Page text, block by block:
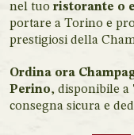
nel tuoristorante o
portare a Torino e
prestigiosi della
Ordina ora
Perino, disponibile a
consegna sicura e